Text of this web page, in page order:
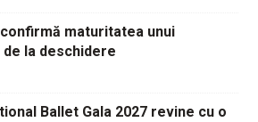
maturitatea unui
de la deschidere
Ballet Gala 2027 revine cu o